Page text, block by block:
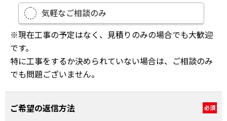
気軽なご相談のみ
※現在工事の予定はなく、見積りのみの場合でも大歓迎
です。
特に工事をするか決められていない場合は、ご相談のみ
でも問題ございません。
ご希望の返信方法 必須